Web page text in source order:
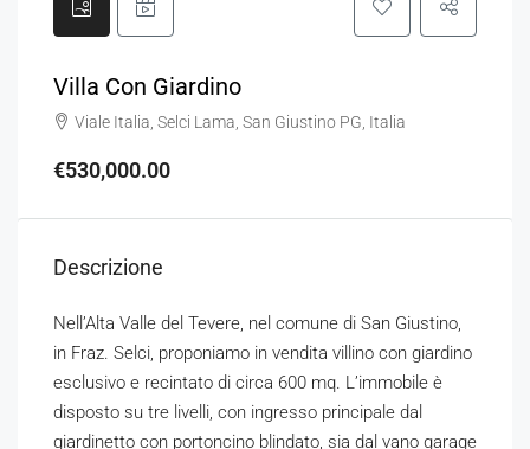
Villa Con Giardino
Viale Italia, Selci Lama, San Giustino PG, Italia
€530,000.00
Descrizione
Nell’Alta Valle del Tevere, nel comune di San Giustino,
in Fraz. Selci, proponiamo in vendita villino con giardino
esclusivo e recintato di circa 600 mq. L’immobile è
disposto su tre livelli, con ingresso principale dal
giardinetto con portoncino blindato, sia dal vano garage